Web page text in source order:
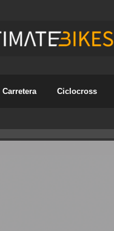
Carretera Ciclocross